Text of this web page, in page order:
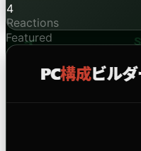
4
Reactions
Featured